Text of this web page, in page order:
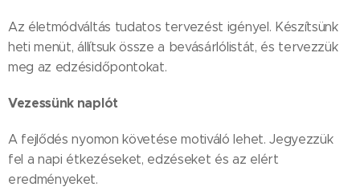
Az életmódváltás tudatos tervezést igényel. Készítsünk
heti menüt, állítsuk össze a bevásárlólistát, és tervezzük
meg az edzésidőpontokat.
Vezessünk naplót
A fejlődés nyomon követése motiváló lehet. Jegyezzük
fel a napi étkezéseket, edzéseket és az elért
eredményeket.